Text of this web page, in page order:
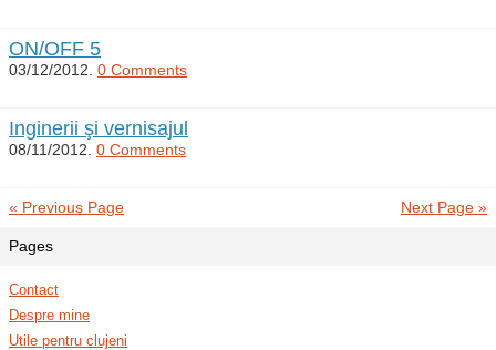
ON/OFF 5
03/12/2012. 0 Comments
Inginerii şi vernisajul
08/11/2012. 0 Comments
Next Page »
« Previous Page
Pages
Contact
Despre mine
Utile pentru clujeni